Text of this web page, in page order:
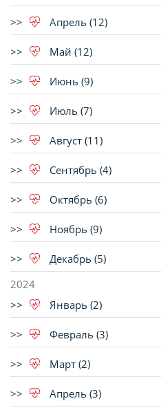
Апрель (12)
Май (12)
Июнь (9)
Июль (7)
Август (11)
Сентябрь (4)
Октябрь (6)
Ноябрь (9)
Декабрь (5)
2024
Январь (2)
Февраль (3)
Март (2)
Апрель (3)